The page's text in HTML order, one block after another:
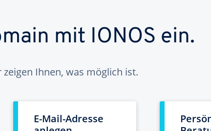
mit IONOS ein.
zeigen Ihnen, was möglich ist.
E-Mail-Adresse